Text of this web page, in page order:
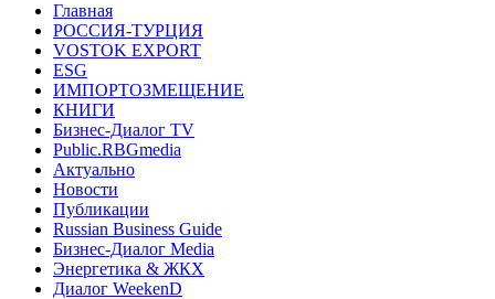
Главная
РОССИЯ-ТУРЦИЯ
VOSTOK EXPORT
ESG
ИМПОРТОЗМЕЩЕНИЕ
КНИГИ
Бизнес-Диалог TV
Public.RBGmedia
Актуально
Новости
Публикации
Russian Business Guide
Бизнес-Диалог Media
Энергетика & ЖКХ
Диалог WeekenD